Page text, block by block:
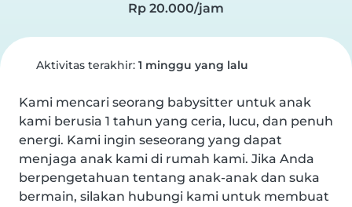
Rp 20.000/jam
Aktivitas terakhir: 1 minggu yang lalu
Kami mencari seorang babysitter untuk anak
kami berusia 1 tahun yang ceria, lucu, dan penuh
energi. Kami ingin seseorang yang dapat
menjaga anak kami di rumah kami. Jika Anda
berpengetahuan tentang anak-anak dan suka
bermain, silakan hubungi kami untuk membuat